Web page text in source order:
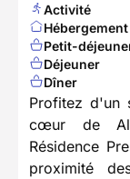
Activité
Hébergement
Petit-
Déjeuner
Dîner
Profitez d'un
cœur de
Résidence
proximité